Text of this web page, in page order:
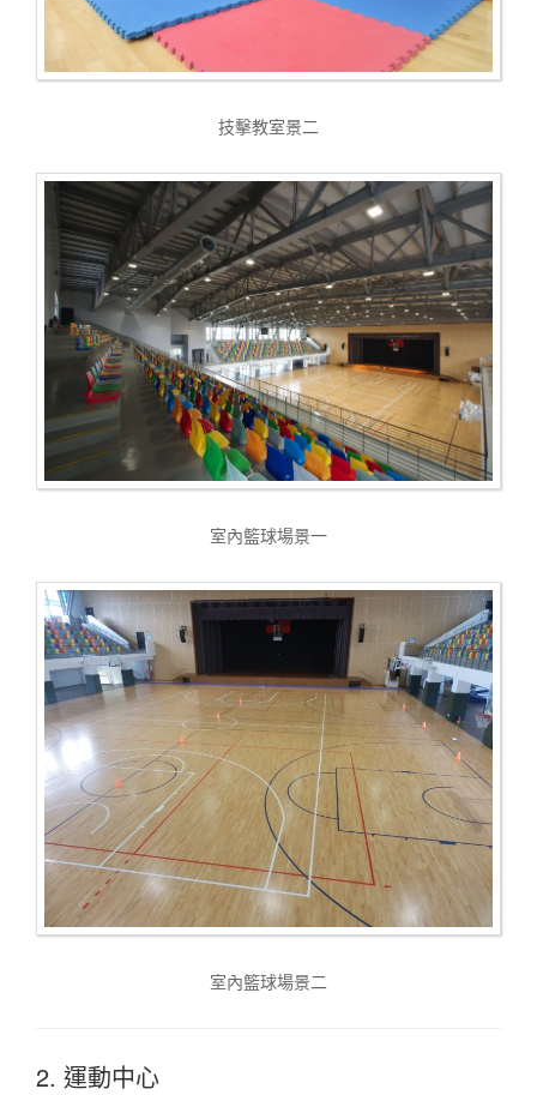
技擊教室景二
室內籃球場景一
室內籃球場景二
2. 運動中心